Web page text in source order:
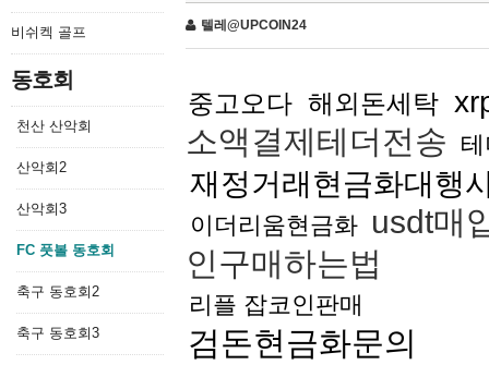
비쉬켁 골프
동호회
천산 산악회
산악회2
산악회3
FC 풋볼 동호회
축구 동호회2
축구 동호회3
텔레@UPCOIN24
중고오다 해외돈세탁
소액결제테더전송
재정거래현금화대행
이더리움현금화 usdt매
인구매하는법
리플 잡코인판매
검돈현금화문의